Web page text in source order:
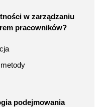
w zarządzaniu
pracowników?
podejmowania